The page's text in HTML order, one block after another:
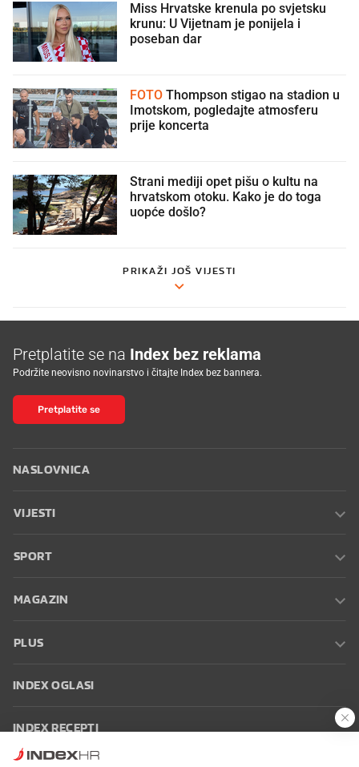
Miss Hrvatske krenula po svjetsku
krunu: U Vijetnam je ponijela i
poseban dar
FOTO
Imotskom, pogledajte atmosferu
prije koncerta
Strani mediji opet pišu o kultu na
hrvatskom otoku. Kako je do toga
uopće došlo?
PRIKAŽI JOŠ VIJESTI
Pretplatite se na Index bez reklama
Podržite neovisno novinarstvo i čitajte Index bez bannera.
Pretplatite se
NASLOVNICA
VIJESTI
SPORT
MAGAZIN
PLUS
INDEX OGLASI
INDEX RECEPTI